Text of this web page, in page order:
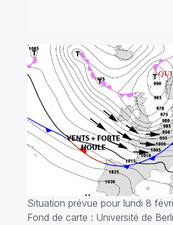
Situation prévue pour lundi 8
Fond de carte : Université de